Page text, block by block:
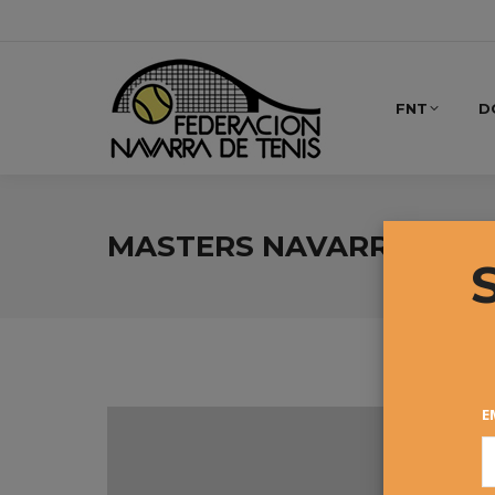
FNT
MASTERS NAVARRO